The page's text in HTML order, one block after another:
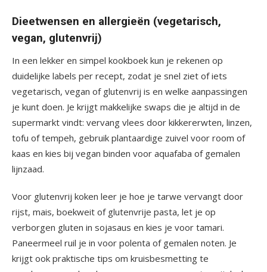
Dieetwensen en allergieën (vegetarisch,
vegan, glutenvrij)
In een lekker en simpel kookboek kun je rekenen op
duidelijke labels per recept, zodat je snel ziet of iets
vegetarisch, vegan of glutenvrij is en welke aanpassingen
je kunt doen. Je krijgt makkelijke swaps die je altijd in de
supermarkt vindt: vervang vlees door kikkererwten, linzen,
tofu of tempeh, gebruik plantaardige zuivel voor room of
kaas en kies bij vegan binden voor aquafaba of gemalen
lijnzaad.
Voor glutenvrij koken leer je hoe je tarwe vervangt door
rijst, mais, boekweit of glutenvrije pasta, let je op
verborgen gluten in sojasaus en kies je voor tamari.
Paneermeel ruil je in voor polenta of gemalen noten. Je
krijgt ook praktische tips om kruisbesmetting te